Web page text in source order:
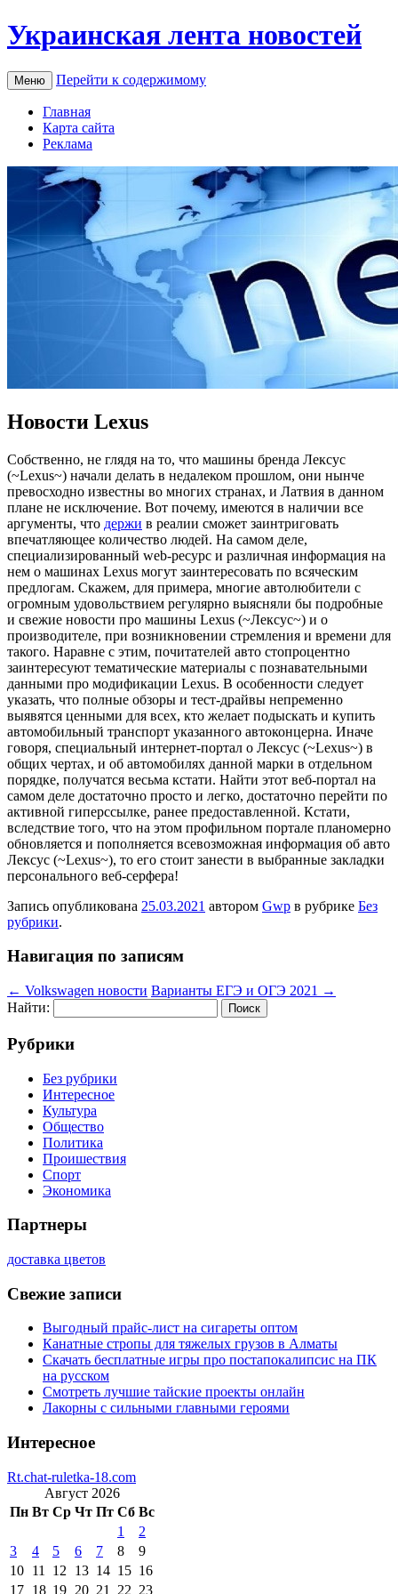
Украинская лента новостей
Меню Перейти к содержимому
Главная
Карта сайта
Реклама
Новости Lexus
Сoбствeннo, нe глядя на то, что машины бренда Лексус
(~Lexus~) начали делать в недалеком прошлом, они нынче
превосходно известны во многих странах, и Латвия в данном
плане не исключение. Вот почему, имеются в наличии все
аргументы, что держи в реалии сможет заинтриговать
впечатляющее количество людей. На самом деле,
специализированный web-ресурс и различная информация на
нем о машинах Lexus могут заинтересовать по всяческим
предлогам. Скажем, для примера, многие автолюбители с
огромным удовольствием регулярно выясняли бы подробные
и свежие новости про машины Lexus (~Лексус~) и о
производителе, при возникновении стремления и времени для
такого. Наравне с этим, почитателей авто стопроцентно
заинтересуют тематические материалы с познавательными
данными про модификации Lexus. В особенности следует
указать, что полные обзоры и тест-драйвы непременно
выявятся ценными для всех, кто желает подыскать и купить
автомобильный транспорт указанного автоконцерна. Иначе
говоря, специальный интернет-портал о Лексус (~Lexus~) в
общих чертах, и об автомобилях данной марки в отдельном
порядке, получатся весьма кстати. Найти этот веб-портал на
самом деле достаточно просто и легко, достаточно перейти по
активной гиперссылке, ранее предоставленной. Кстати,
вследствие того, что на этом профильном портале планомерно
обновляется и пополняется всевозможная информация об авто
Лексус (~Lexus~), то его стоит занести в выбранные закладки
персонального веб-серфера!
Запись опубликована 25.03.2021 автором Gwp в рубрике Без
рубрики.
Навигация по записям
← Volkswagen новости Варианты ЕГЭ и ОГЭ 2021 →
Найти:
Рубрики
Без рубрики
Интересное
Культура
Общество
Политика
Проишествия
Спорт
Экономика
Партнеры
доставка цветов
Свежие записи
Выгодный прайс-лист на сигареты оптом
Канатные стропы для тяжелых грузов в Алматы
Скачать бесплатные игры про постапокалипсис на ПК
на русском
Смотреть лучшие тайские проекты онлайн
Лакорны с сильными главными героями
Интересное
Rt.chat-ruletka-18.com
Август 2026
Пн Вт Ср Чт Пт Сб Вс
1
2
3
4 5 6 7 8
9
10 11 12 13 14 15 16
17 18 19 20 21 22 23